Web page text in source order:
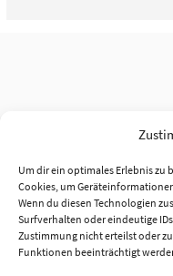
Um dir ein optimales Erlebnis zu
Cookies, um
Wenn du diesen Technologien
Surfverhalten oder eindeutige
Zustimmung nicht erteilst oder
Funktionen beeinträchtigt